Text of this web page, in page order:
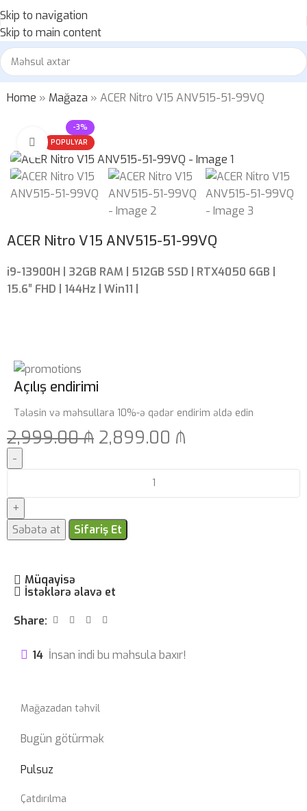
Skip to navigation
Skip to main content
Home » Mağaza » ACER Nitro V15 ANV515-51-99VQ
-3%
POPULYAR
Böyütmək üçün klikləyin
ACER Nitro V15 ANV515-51-99VQ
i9-13900H
| 32GB RAM | 512GB SSD | RTX4050 6GB |
15.6″ FHD | 144Hz | Win11 |
Açılış endirimi
Tələsin və məhsullara 10%-ə qədər endirim əldə edin
2,999.00₼ 2,899.00 ₼
Səbətə at Sifariş Et
Müqayisə
İstəklərə əlavə et
Share:
14 İnsan indi bu məhsula baxır!
Mağazadan təhvil
Bugün götürmək
Pulsuz
Çatdırılma